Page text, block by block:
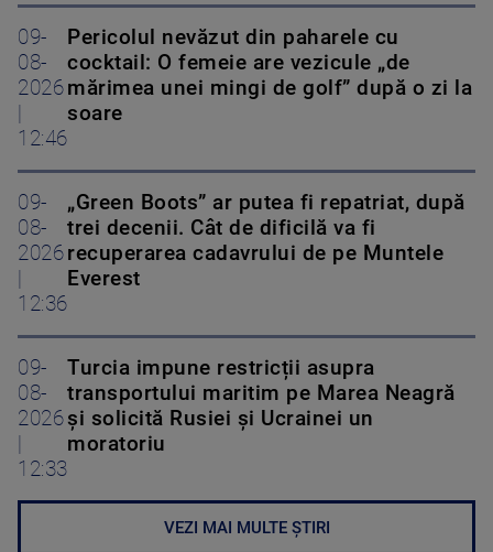
09-
08-
2026
12:46
Pericolul nevăzut din paharele cu
cocktail: O femeie are vezicule „de
mărimea unei mingi de golf” după o zi la
soare
09-
08-
2026
12:36
„Green Boots” ar putea fi repatriat, după
trei decenii. Cât de dificilă va fi
recuperarea cadavrului de pe Muntele
Everest
09-
08-
2026
12:33
Turcia impune restricții asupra
transportului maritim pe Marea Neagră
și solicită Rusiei și Ucrainei un
moratoriu
VEZI MAI MULTE ȘTIRI